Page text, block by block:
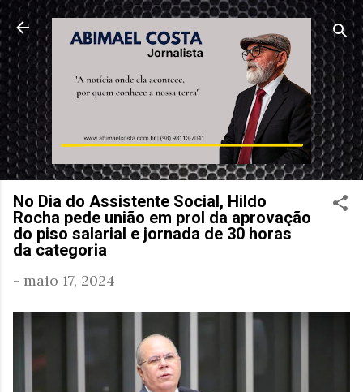
Pular para o conteúdo principal
No Dia do Assistente Social, Hildo
Rocha pede união em prol da aprovação
do piso salarial e jornada de 30 horas
da categoria
- maio 17, 2024